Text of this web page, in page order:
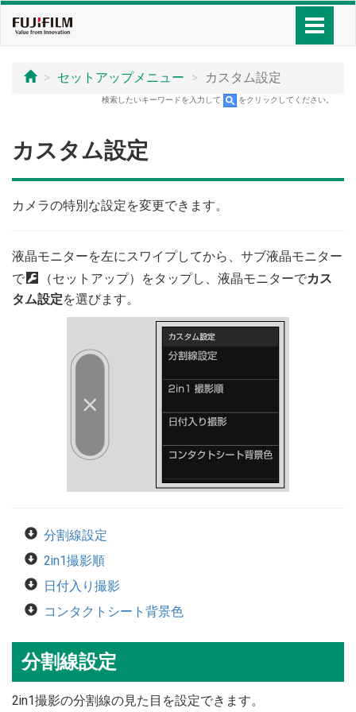
セットアップメニュー カスタム設定
検索したいキーワードを入力して をクリックしてください。
カスタム設定
カメラの特別な設定を変更できます。
液晶モニターを左にスワイプしてから、サブ液晶モニター
で D （セットアップ）をタップし、液晶モニターでカス
タム設定を選びます。
分割線設定
2in1撮影順
日付入り撮影
コンタクトシート背景色
分割線設定
2in1撮影の分割線の見た目を設定できます。